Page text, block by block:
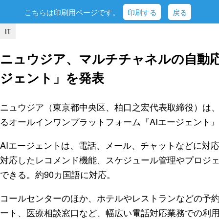
こちらは印刷用ページです。 印刷する 戻る
IT
ニュウジア、マルチチャネルの自動
ジェント」を発表
ニュウジア（東京都中央区、柏口之宏代表取締役）は
るオールインワンプラットフォーム『AIエージェント
AIエージェントは、電話、メール、チャットなどに対
対応したレコメンド機能、スケジュール管理やプロジ
できる。約90カ国語に対応。
コールセンターのほか、ホテルやレストランなどの予
ート、医療相談窓口など、幅広い電話対応業務での利